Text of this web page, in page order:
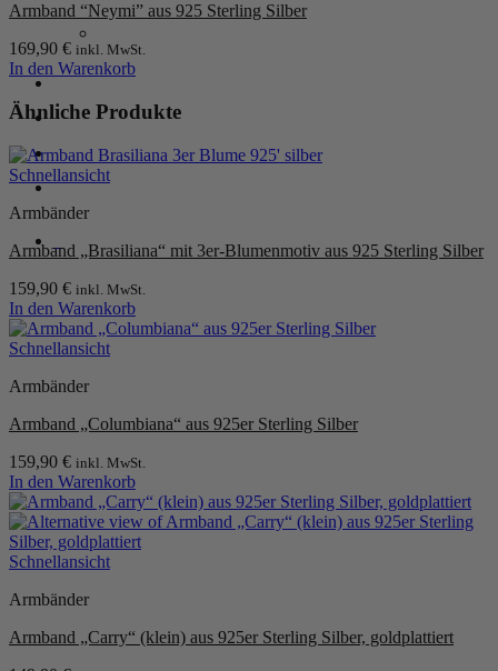
Anmelden / Registrieren
Warenkorb /0,00€ 0
Armband “Neymi” aus 925 Sterling Silber
169,90 € inkl. MwSt.
In den Warenkorb
Ähnliche Produkte
Schnellansicht
Armbänder
Armband „Brasiliana“ mit 3er-Blumenmotiv aus 925 Sterling Silber
159,90 € inkl. MwSt.
In den Warenkorb
Schnellansicht
Armbänder
Armband „Columbiana“ aus 925er Sterling Silber
159,90 € inkl. MwSt.
In den Warenkorb
Schnellansicht
Armbänder
Armband „Carry“ (klein) aus 925er Sterling Silber, goldplattiert